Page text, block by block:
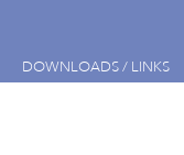
DOWNLOADS / LINKS